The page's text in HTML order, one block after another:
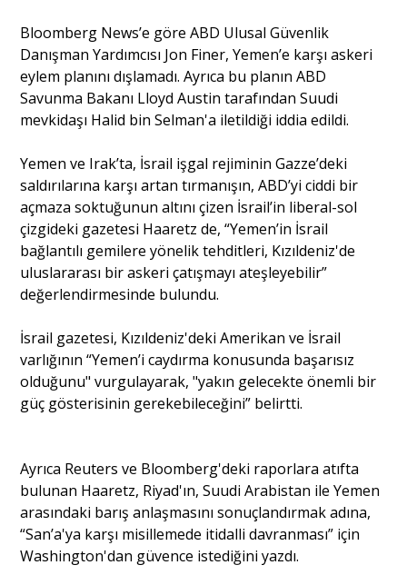
Bloomberg News’e göre ABD Ulusal Güvenlik
Danışman Yardımcısı Jon Finer, Yemen’e karşı askeri
eylem planını dışlamadı. Ayrıca bu planın ABD
Savunma Bakanı Lloyd Austin tarafından Suudi
mevkidaşı Halid bin Selman'a iletildiği iddia edildi.
Yemen ve Irak’ta, İsrail işgal rejiminin Gazze’deki
saldırılarına karşı artan tırmanışın, ABD’yi ciddi bir
açmaza soktuğunun altını çizen İsrail’in liberal-sol
çizgideki gazetesi Haaretz de, “Yemen’in İsrail
bağlantılı gemilere yönelik tehditleri, Kızıldeniz'de
uluslararası bir askeri çatışmayı ateşleyebilir”
değerlendirmesinde bulundu.
İsrail gazetesi, Kızıldeniz'deki Amerikan ve İsrail
varlığının “Yemen’i caydırma konusunda başarısız
olduğunu" vurgulayarak, "yakın gelecekte önemli bir
güç gösterisinin gerekebileceğini” belirtti.
Ayrıca Reuters ve Bloomberg'deki raporlara atıfta
bulunan Haaretz, Riyad'ın, Suudi Arabistan ile Yemen
arasındaki barış anlaşmasını sonuçlandırmak adına,
“San’a'ya karşı misillemede itidalli davranması” için
Washington'dan güvence istediğini yazdı.